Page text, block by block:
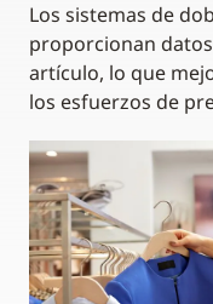
Los sistemas de
proporcionan
artículo, lo que
los esfuerzos de